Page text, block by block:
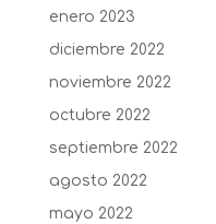
enero 2023
diciembre 2022
noviembre 2022
octubre 2022
septiembre 2022
agosto 2022
mayo 2022